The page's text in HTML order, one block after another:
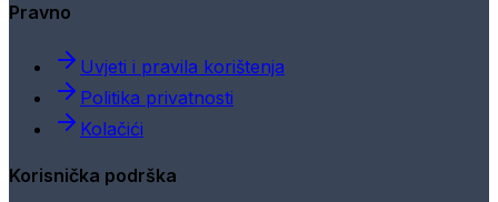
Pravno
Uvjeti i pravila korištenja
Politika privatnosti
Kolačići
Korisnička podrška